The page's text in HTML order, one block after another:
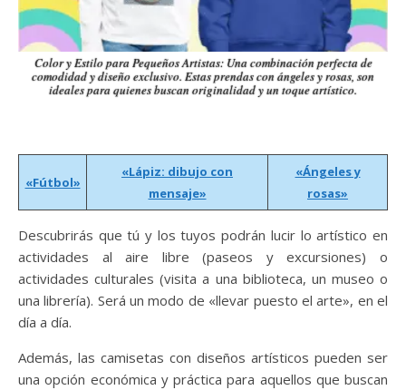
Color y Estilo para Pequeños Artistas: Una combinación perfecta de
comodidad y diseño exclusivo. Estas prendas con ángeles y rosas, son
ideales para quienes buscan originalidad y un toque artístico.
«Fútbol»
«Lápiz: dibujo con
mensaje»
«Ángeles y
rosas»
Descubrirás que tú y los tuyos podrán lucir lo artístico en
actividades al aire libre (paseos y excursiones) o
actividades culturales (visita a una biblioteca, un museo o
una librería). Será un modo de «llevar puesto el arte», en el
día a día.
Además, las camisetas con diseños artísticos pueden ser
una opción económica y práctica para aquellos que buscan